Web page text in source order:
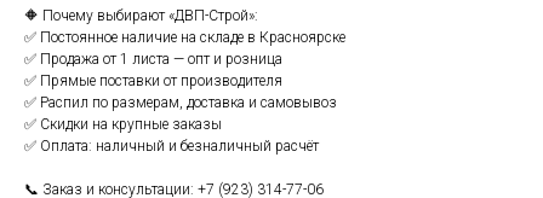
🔶 Почему выбирают «ДВП-Строй»:
✅ Постоянное наличие на складе в Красноярске
✅ Продажа от 1 листа — опт и розница
✅ Прямые поставки от производителя
✅ Распил по размерам, доставка и самовывоз
✅ Скидки на крупные заказы
✅ Оплата: наличный и безналичный расчёт
📞 Заказ и консультации: +7 (923) 314-77-06